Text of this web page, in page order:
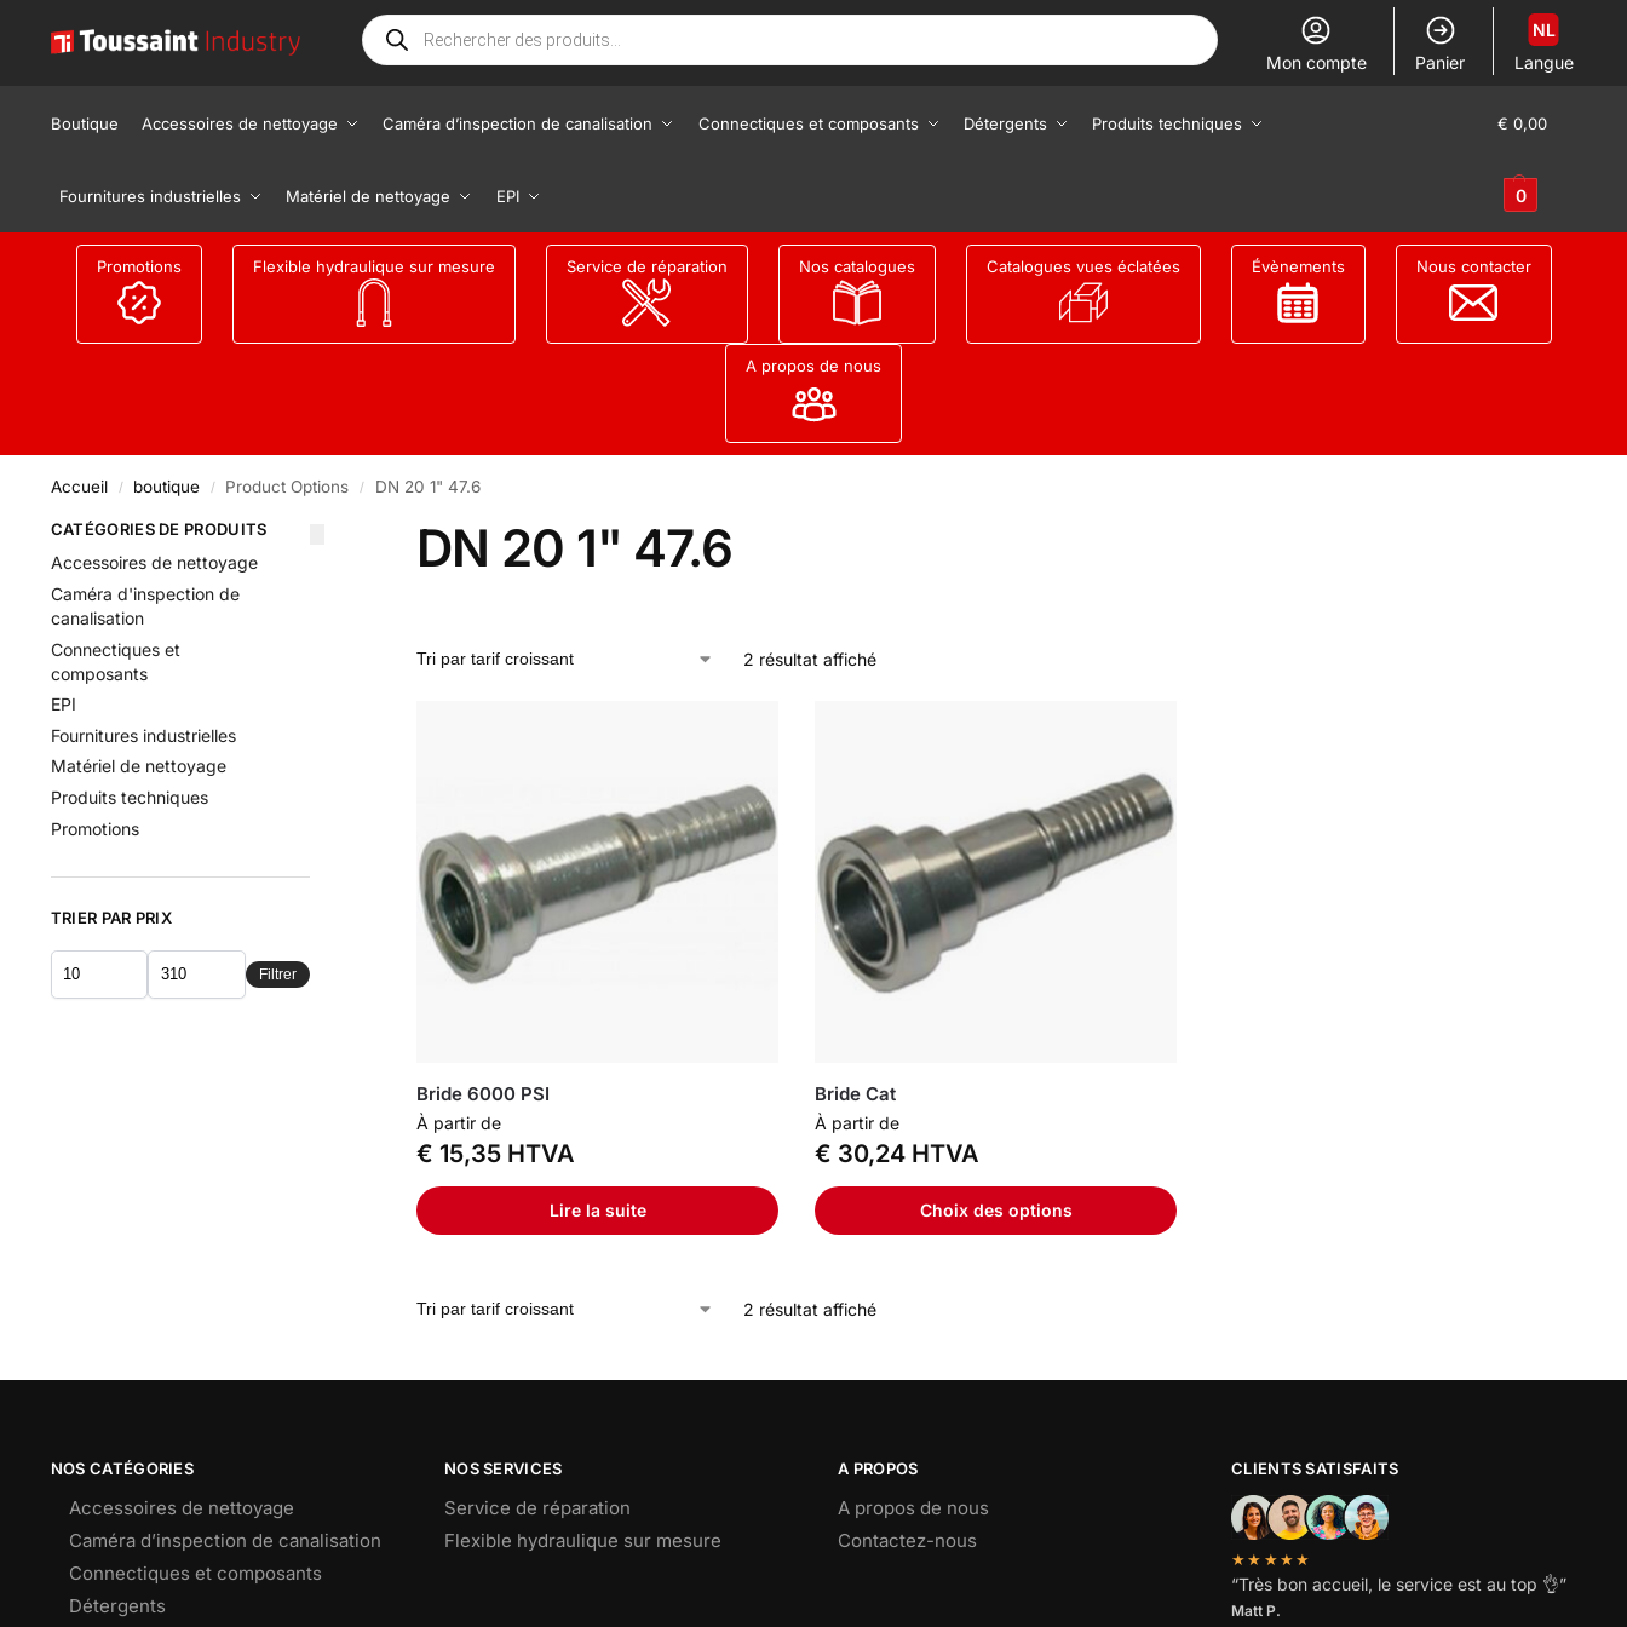
Mon compte Panier Langue
NL
Boutique Accessoires de nettoyage Caméra d’inspection de canalisation Connectiques et composants Détergents Produits techniques
Fournitures industrielles Matériel de nettoyage EPI
€ 0,00
0
Promotions Flexible hydraulique sur mesure Service de réparation Nos catalogues Catalogues vues éclatées Évènements Nous contacter
A propos de nous
Accueil / boutique / Product Options / DN 20 1" 47.6
DN 20 1" 47.6
2 résultat affiché
Bride 6000 PSI
À partir de
€ 15,35 HTVA
Lire la suite
Bride Cat
À partir de
€ 30,24 HTVA
Choix des options
2 résultat affiché
CATÉGORIES DE PRODUITS
Accessoires de nettoyage
Caméra d'inspection de
canalisation
Connectiques et
composants
EPI
Fournitures industrielles
Matériel de nettoyage
Produits techniques
Promotions
TRIER PAR PRIX
Filtrer
NOS CATÉGORIES
Accessoires de nettoyage
Caméra d’inspection de canalisation
Connectiques et composants
Détergents
NOS SERVICES
Service de réparation
Flexible hydraulique sur mesure
A PROPOS
A propos de nous
Contactez-nous
CLIENTS SATISFAITS
★★★★★
“Très bon accueil, le service est au top 👌”
Matt P.